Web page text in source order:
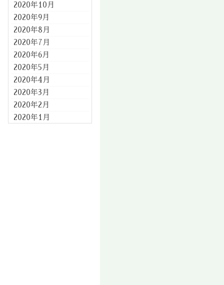
2020年10月
2020年9月
2020年8月
2020年7月
2020年6月
2020年5月
2020年4月
2020年3月
2020年2月
2020年1月